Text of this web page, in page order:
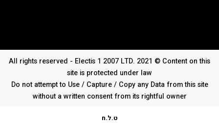
All rights reserved - Electis 1 2007 LTD. 2021 © Content on this
site is protected under law
Do not attempt to Use / Capture / Copy any Data from this site
without a written consent from its rightful owner
ט.ל.ח